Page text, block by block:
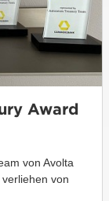
Award
von Avolta
von